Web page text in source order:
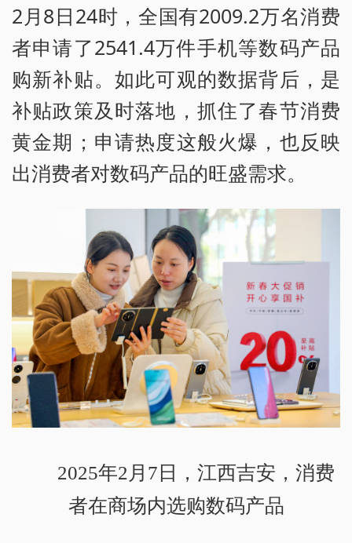
2月8日24时，全国有2009.2万名消费
者申请了2541.4万件手机等数码产品
购新补贴。如此可观的数据背后，是
补贴政策及时落地，抓住了春节消费
黄金期；申请热度这般火爆，也反映
出消费者对数码产品的旺盛需求。
2025年2月7日，江西吉安，消费
者在商场内选购数码产品